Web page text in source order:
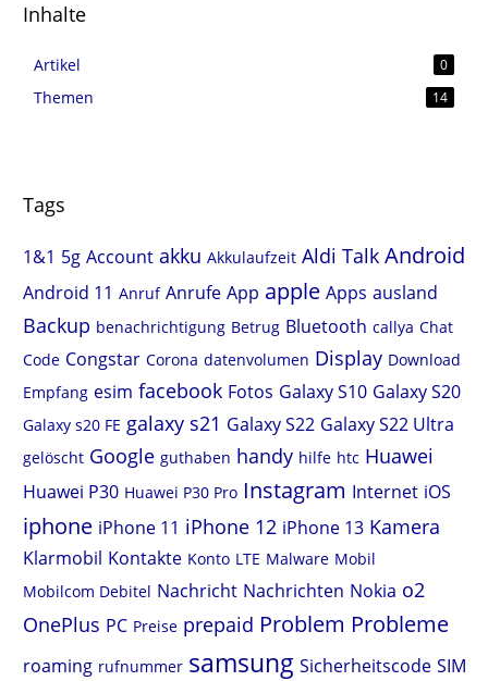
Inhalte
Artikel 0
Themen 14
Tags
1&1 5g Account akku Akkulaufzeit Aldi Talk Android
Android 11 Anruf Anrufe App apple Apps ausland
Backup benachrichtigung Betrug Bluetooth callya Chat
Code Congstar Corona datenvolumen Display Download
Empfang esim facebook Fotos Galaxy S10 Galaxy S20
Galaxy s20 FE galaxy s21 Galaxy S22 Galaxy S22 Ultra
gelöscht Google guthaben handy hilfe htc Huawei
Huawei P30 Huawei P30 Pro Instagram Internet iOS
iphone iPhone 11 iPhone 12 iPhone 13 Kamera
Klarmobil Kontakte Konto LTE Malware Mobil
Mobilcom Debitel Nachricht Nachrichten Nokia o2
OnePlus PC Preise prepaid Problem Probleme
roaming rufnummer samsung Sicherheitscode SIM